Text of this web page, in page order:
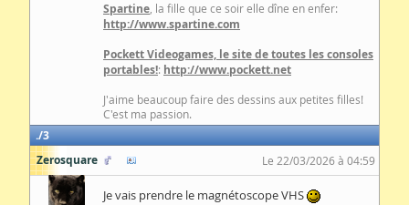
Spartine, la fille que ce soir elle dîne en enfer:
http://www.spartine.com
Pockett Videogames, le site de toutes les consoles
portables!: http://www.pockett.net
J'aime beaucoup faire des dessins aux petites filles!
C'est ma passion.
3
Zerosquare
Le 22/03/2026 à 04:59
Je vais prendre le magnétoscope VHS